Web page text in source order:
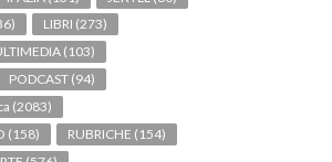
LIBRI (273)
(103)
PODCAST (94)
(2083)
(158) RUBRICHE (154)